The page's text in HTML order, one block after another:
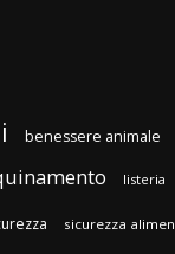
benessere animale
listeria
sicurezza